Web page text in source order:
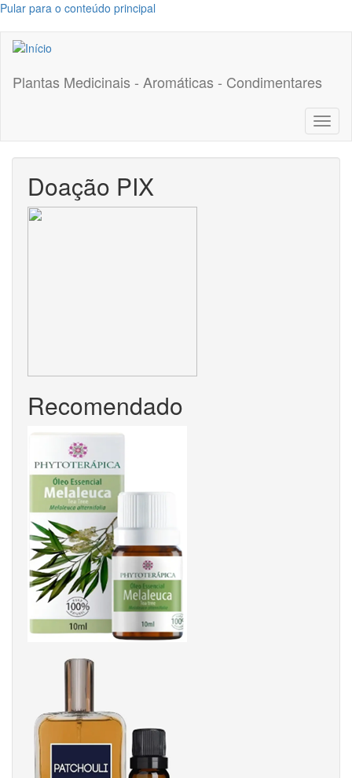
Pular para o conteúdo principal
Plantas Medicinais - Aromáticas - Condimentares
Doação PIX
Recomendado